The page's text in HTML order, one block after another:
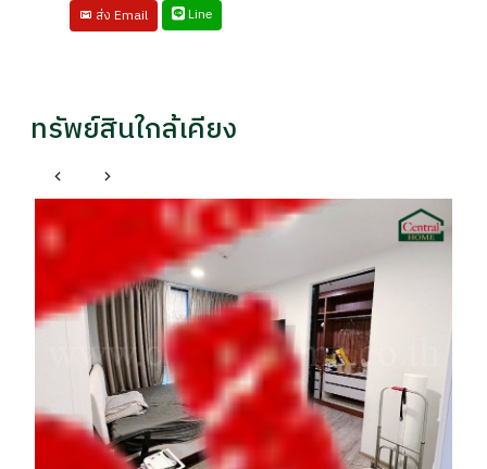
ส่ง Email
Line
ทรัพย์สินใกล้เคียง
ภาษีเจริญ กรุงเทพมหานคร
คอนโด เดอะเพรสซิเด้นท์ สาทร - ราชพฤกษ์ เฟส 2 ติด
รถไฟฟ้า MRT สถานีบางหว้า ราคาถูกที่สุดในโครงการ
ราคา
฿ 2,090,000฿2,290,000
- / 029xxxx99